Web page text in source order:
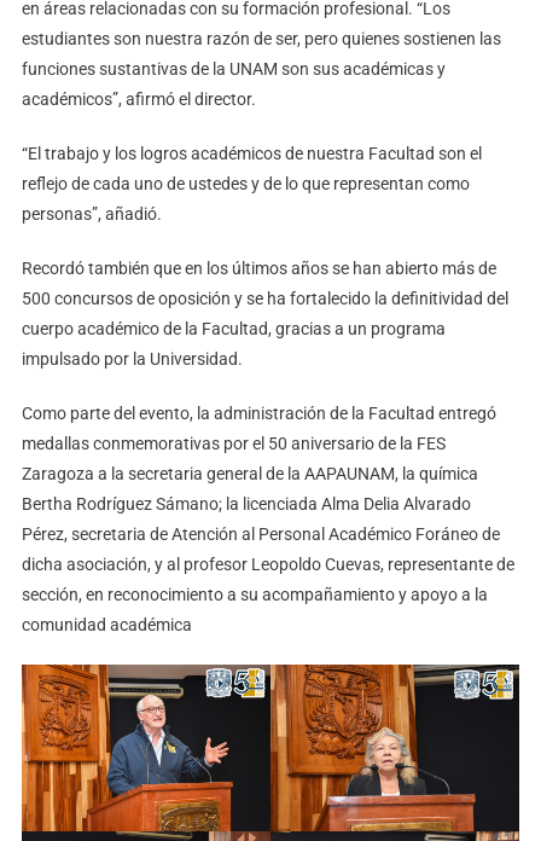
en áreas relacionadas con su formación profesional. “Los
estudiantes son nuestra razón de ser, pero quienes sostienen las
funciones sustantivas de la UNAM son sus académicas y
académicos”, afirmó el director.
“El trabajo y los logros académicos de nuestra Facultad son el
reflejo de cada uno de ustedes y de lo que representan como
personas”, añadió.
Recordó también que en los últimos años se han abierto más de
500 concursos de oposición y se ha fortalecido la definitividad del
cuerpo académico de la Facultad, gracias a un programa
impulsado por la Universidad.
Como parte del evento, la administración de la Facultad entregó
medallas conmemorativas por el 50 aniversario de la FES
Zaragoza a la secretaria general de la AAPAUNAM, la química
Bertha Rodríguez Sámano; la licenciada Alma Delia Alvarado
Pérez, secretaria de Atención al Personal Académico Foráneo de
dicha asociación, y al profesor Leopoldo Cuevas, representante de
sección, en reconocimiento a su acompañamiento y apoyo a la
comunidad académica